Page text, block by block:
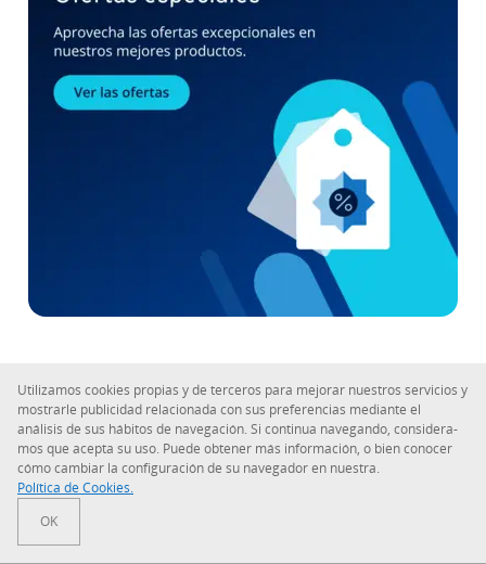
Co­m­pra­ve­n­ta de dominios: cómo ganar dinero con las
di­re­c­cio­nes web
La co­m­pra­ve­n­ta de dominios puede co­n­ve­r­ti­r­se en
una actividad lucrativa, siempre que se…
Uti­li­za­mos cookies propias y de terceros para mejorar nuestros servicios y
mostrarle pu­bli­ci­dad re­la­cio­na­da con sus pre­fe­re­n­cias mediante el
análisis de sus hábitos de na­ve­ga­ción. Si continua navegando, co­n­si­de­ra­
mos que acepta su uso. Puede obtener más in­fo­r­ma­ción, o bien conocer
cómo cambiar la co­n­fi­gu­ra­ción de su navegador en nuestra.
Política de Cookies.
OK